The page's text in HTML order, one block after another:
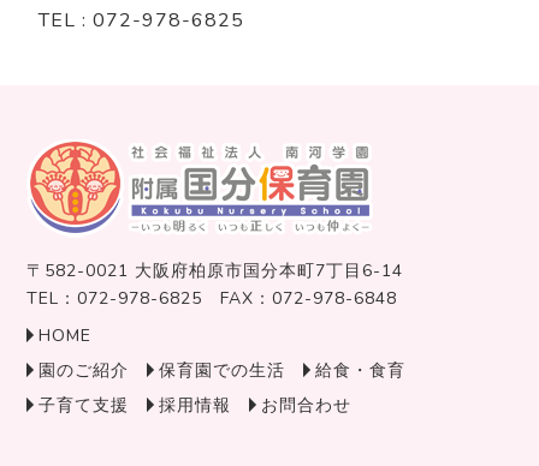
TEL : 072-978-6825
〒582-0021 大阪府柏原市国分本町7丁目6-14
TEL：072-978-6825 FAX：072-978-6848
HOME
園のご紹介
保育園での生活
給食・食育
子育て支援
採用情報 お問合わせ